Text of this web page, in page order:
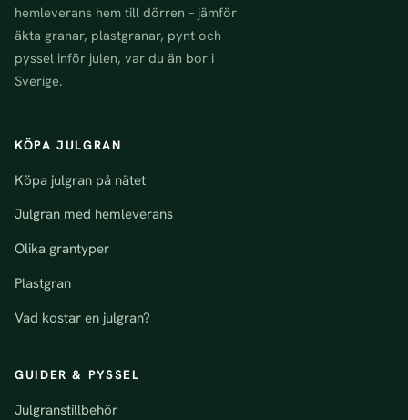
hemleverans hem till dörren – jämför
äkta granar, plastgranar, pynt och
pyssel inför julen, var du än bor i
Sverige.
KÖPA JULGRAN
Köpa julgran på nätet
Julgran med hemleverans
Olika grantyper
Plastgran
Vad kostar en julgran?
GUIDER & PYSSEL
Julgranstillbehör